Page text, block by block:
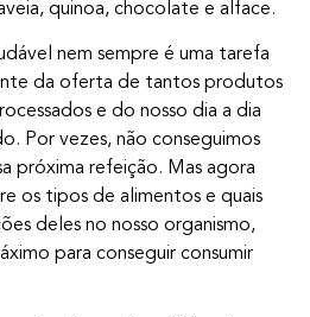
quinoa, chocolate e alface.
nem sempre é uma tarefa
da oferta de tantos produtos
e do nosso dia a dia
Por vezes, não conseguimos
próxima refeição. Mas agora
os tipos de alimentos e quais
deles no nosso organismo,
para conseguir consumir